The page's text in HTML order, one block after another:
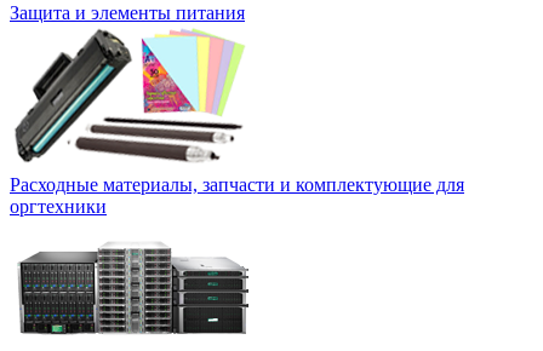
Защита и элементы питания
Расходные материалы, запчасти и комплектующие для
оргтехники